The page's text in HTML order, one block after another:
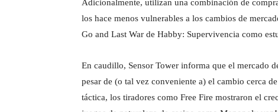
Adicionalmente, utilizan una combinación de
los hace menos vulnerables a los cambios de
Go and Last War de Habby: Supervivencia como
En caudillo, Sensor Tower informa que el mercado
pesar de (o tal vez conveniente a) el cambio cerca
táctica, los tiradores como Free Fire mostraron el